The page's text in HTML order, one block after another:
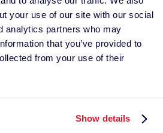
your use of our site with our social
analytics partners who may
that you’ve provided to
from your use of their
Show details
Workflows